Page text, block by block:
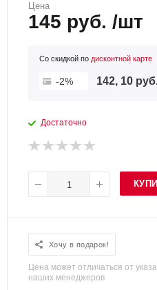
Цена
145 руб. /шт
Со скидкой по дисконтной карте
-2% 142, 10
Достаточно
Хочу в подарок!
Цена может отличаться от
наших менеджеров